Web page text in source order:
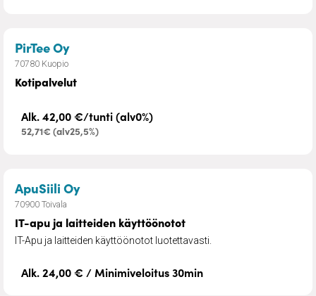
PirTee Oy– Kotipalvelut
70780 Kuopio
Kotipalvelut
Alk. 42,00 €/tunti (alv0%)
52,71€ (alv25,5%)
ApuSiili Oy– IT-apu ja laitteiden käyttöönotot
70900 Toivala
IT-apu ja laitteiden käyttöönotot
IT-Apu ja laitteiden käyttöönotot luotettavasti.
Alk. 24,00 € / Minimiveloitus 30min